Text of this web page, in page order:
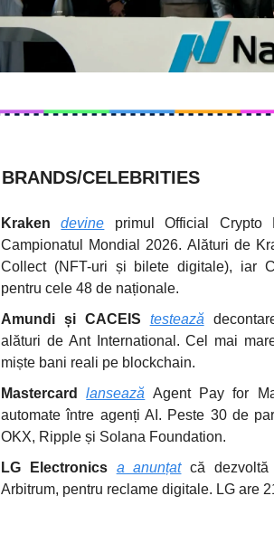
BRANDS/CELEBRITIES
Kraken devine primul Official Crypto
Campionatul Mondial 2026. Alături de
Collect (NFT-uri și bilete digitale), iar
pentru cele 48 de naționale.
Amundi și CACEIS
testează
alături de Ant International. Cel mai
miște bani reali pe blockchain.
Mastercard
lansează Agent Pay for
automate între agenți AI. Peste 30 de
OKX, Ripple și Solana Foundation.
LG Electronics a anunțatcă dezvoltă
Arbitrum, pentru reclame digitale. LG are